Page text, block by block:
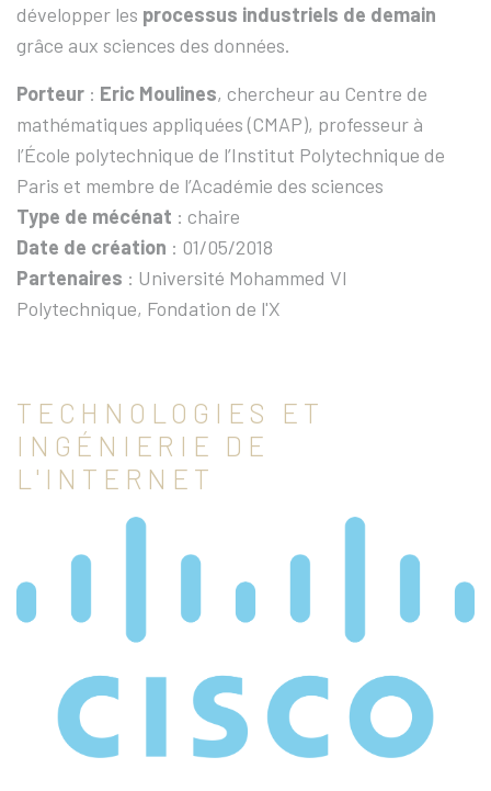
développer les processus industriels de demain
grâce aux sciences des données.
Porteur : Eric Moulines, chercheur au Centre de
mathématiques appliquées (CMAP), professeur à
l’École polytechnique de l’Institut Polytechnique de
Paris et membre de l’Académie des sciences
Type de mécénat : chaire
Date de création : 01/05/2018
Partenaires : Université Mohammed VI
Polytechnique, Fondation de l'X
TECHNOLOGIES ET
INGÉNIERIE DE
L'INTERNET